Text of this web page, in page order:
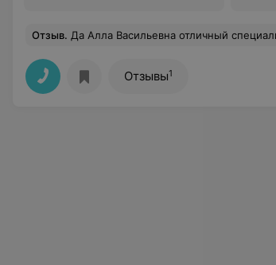
Отзыв. Да Алла Васильевна отличный
Отзывы1